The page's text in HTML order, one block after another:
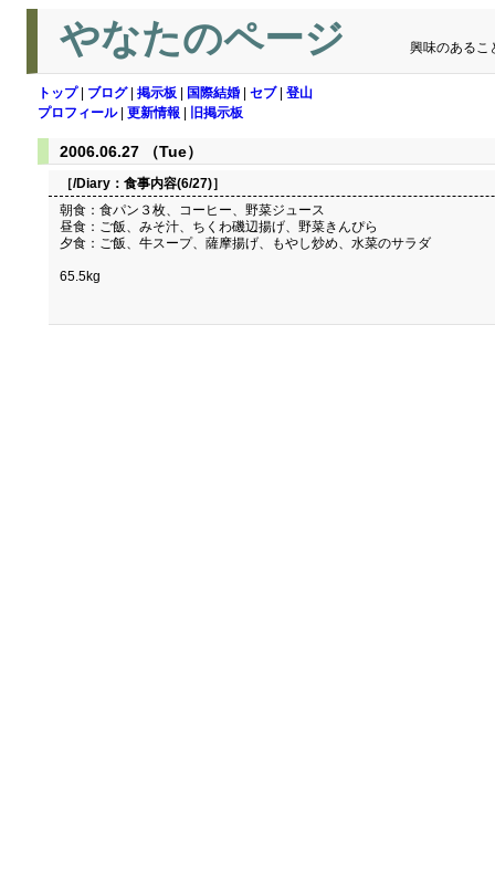
やなたのページ 興味のあるこ
トップ| ブログ| 掲示板 国際結婚 セブ| 登山
プロフィール| 更新情報 旧掲示板
2006.06.27 （Tue）
［/Diary： 食事内容(6/27)］
朝食：食パン３枚、コーヒー、野菜ジュース
昼食：ご飯、みそ汁、ちくわ磯辺揚げ、野菜きんぴら
夕食：ご飯、牛スープ、薩摩揚げ、もやし炒め、水菜のサラダ
65.5kg